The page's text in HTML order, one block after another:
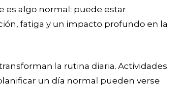
es algo normal: puede estar
fatiga y un impacto profundo en la
la rutina diaria. Actividades
un día normal pueden verse